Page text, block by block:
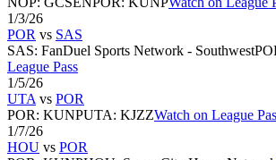
1/3/26
POR vs SAS
SAS: FanDuel Sports Network - Southwest
League Pass
1/5/26
UTA vs POR
POR: KUNPUTA: KJZZWatch on League
1/7/26
HOU vs POR